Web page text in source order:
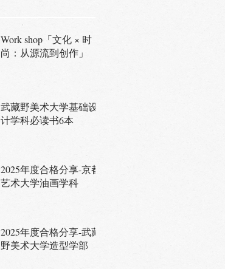
Work shop「文化 × 时
尚：从源流到创作」
武藏野美术大学基础设
计学科必读书6本
2025年度合格分享-京都
艺术大学油画学科
2025年度合格分享-武藏
野美术大学造型学部